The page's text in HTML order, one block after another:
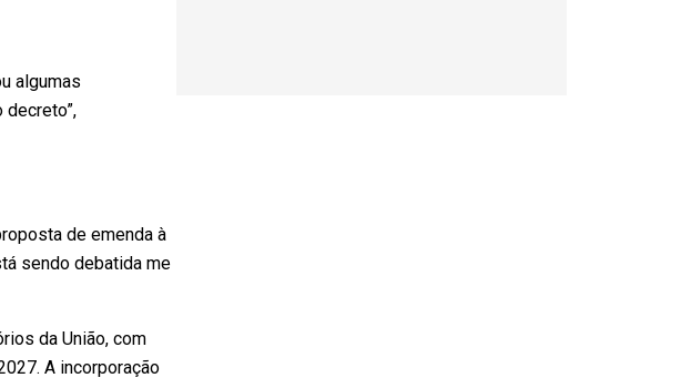
algumas
de emenda à
sendo debatida me
da União, com
A incorporação